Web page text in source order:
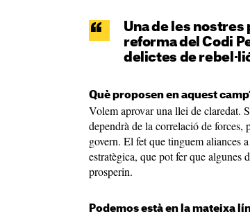
Una de les
reforma del Codi
delictes de
Què proposen en aquest
Volem aprovar una llei de claredat.
dependrà de la correlació de forces,
govern. El fet que tinguem aliances
estratègica, que pot fer que algunes
prosperin.
Podemos està en la mateixa